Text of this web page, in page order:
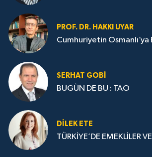
PROF. DR. HAKKI UYAR
Cumhuriyetin Osmanlı’ya
SERHAT GOBİ
BUGÜN DE BU : TAO
DILEK ETE
TÜRKİYE’DE EMEKLİLER